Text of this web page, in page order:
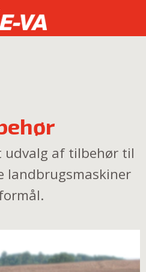
udvalg af tilbehør til
landbrugsmaskiner